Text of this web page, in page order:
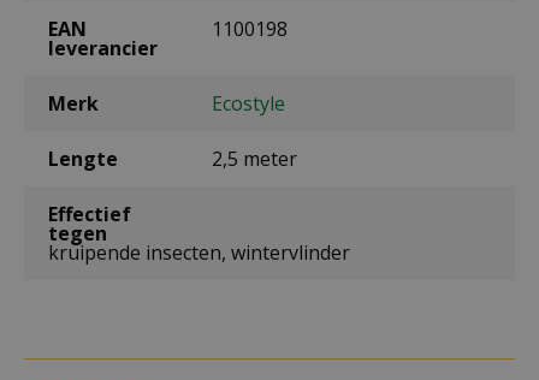
EAN
leverancier
1100198
Merk Ecostyle
Lengte 2,5 meter
Effectief
tegen
kruipende insecten, wintervlinder